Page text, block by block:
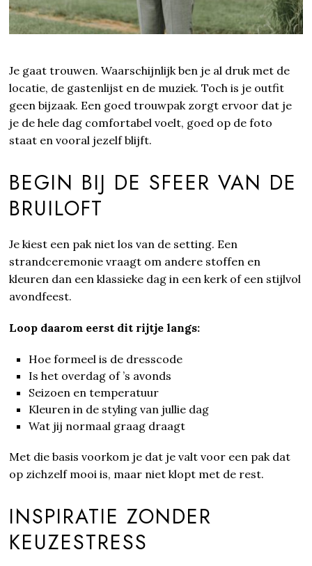
Je gaat trouwen. Waarschijnlijk ben je al druk met de
locatie, de gastenlijst en de muziek. Toch is je outfit
geen bijzaak. Een goed trouwpak zorgt ervoor dat je
je de hele dag comfortabel voelt, goed op de foto
staat en vooral jezelf blijft.
BEGIN BIJ DE SFEER VAN DE
BRUILOFT
Je kiest een pak niet los van de setting. Een
strandceremonie vraagt om andere stoffen en
kleuren dan een klassieke dag in een kerk of een stijlvol
avondfeest.
Loop daarom eerst dit rijtje langs:
Hoe formeel is de dresscode
Is het overdag of ’s avonds
Seizoen en temperatuur
Kleuren in de styling van jullie dag
Wat jij normaal graag draagt
Met die basis voorkom je dat je valt voor een pak dat
op zichzelf mooi is, maar niet klopt met de rest.
INSPIRATIE ZONDER
KEUZESTRESS